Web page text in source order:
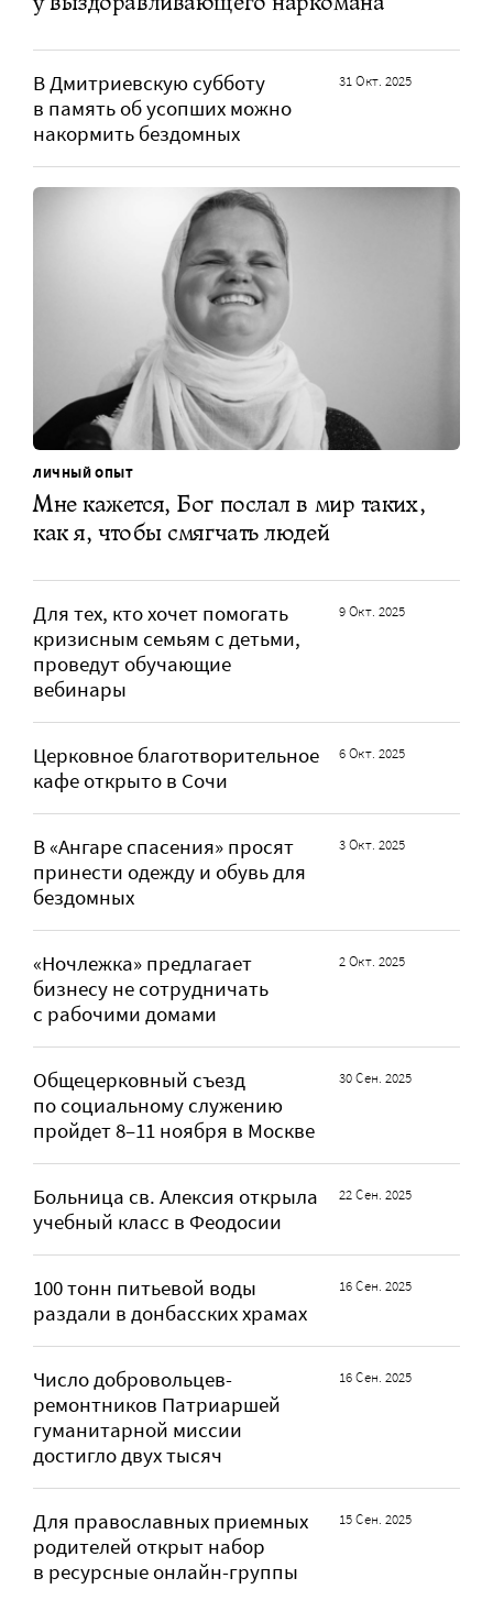
В Дмитриевскую субботу
в память об усопших можно
накормить бездомных
31 Окт. 2025
ЛИЧНЫЙ ОПЫТ
Мне кажется, Бог послал в мир таких,
как я, чтобы смягчать людей
Для тех, кто хочет помогать
кризисным семьям с детьми,
проведут обучающие
вебинары
9 Окт. 2025
Церковное благотворительное
кафе открыто в Сочи
6 Окт. 2025
В «Ангаре спасения» просят
принести одежду и обувь для
бездомных
3 Окт. 2025
«Ночлежка» предлагает
бизнесу не сотрудничать
с рабочими домами
2 Окт. 2025
Общецерковный съезд
по социальному служению
пройдет 8–11 ноября в Москве
30 Сен. 2025
Больница св. Алексия открыла
учебный класс в Феодосии
22 Сен. 2025
100 тонн питьевой воды
раздали в донбасских храмах
16 Сен. 2025
Число добровольцев-
ремонтников Патриаршей
гуманитарной миссии
достигло двух тысяч
16 Сен. 2025
Для православных приемных
родителей открыт набор
в ресурсные онлайн-группы
15 Сен. 2025